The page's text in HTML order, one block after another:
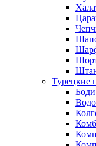
Турецкие
Боди